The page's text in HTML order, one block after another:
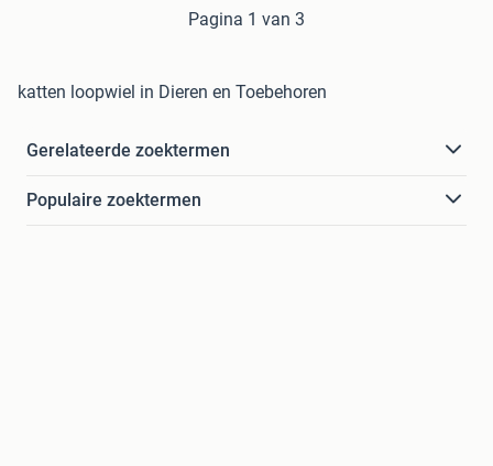
Pagina 1 van 3
katten loopwiel in Dieren en Toebehoren
Gerelateerde zoektermen
Populaire zoektermen